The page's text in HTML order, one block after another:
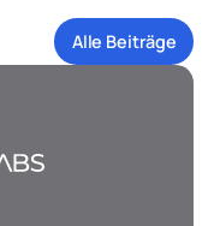
Alle Beiträge